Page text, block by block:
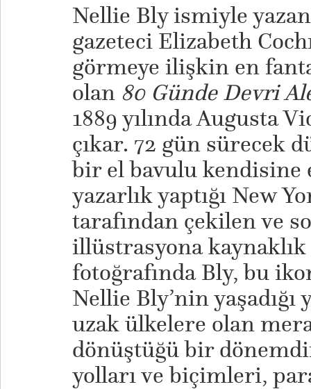
Nellie Bly ismiyle
gazeteci Elizabeth
görmeye ilişkin en
olan 80 Günde Devri
1889 yılında Augusta
çıkar. 72 gün sürecek
bir el bavulu kendisine
yazarlık yaptığı New
tarafından çekilen ve
illüstrasyona
fotoğrafında Bly, bu
Nellie Bly’nin
uzak ülkelere olan
dönüştüğü bir
yolları ve biçimleri,